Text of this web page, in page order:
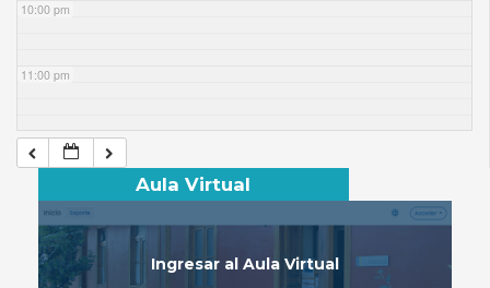
10:00 pm
11:00 pm
Aula Virtual
Ingresar al Aula Virtual